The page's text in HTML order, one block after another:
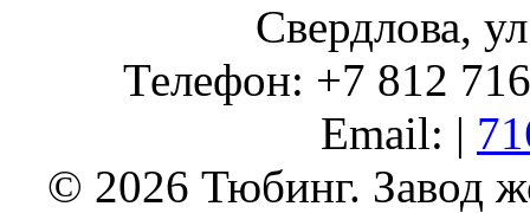
Свердлова,
Телефон: +7 812
Email: |
© 2026 Тюбинг. Завод